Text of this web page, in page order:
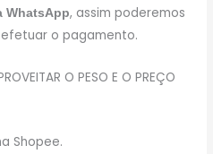
WhatsApp, assim poderemos
o pagamento.
O PESO E O PREÇO
Shopee.